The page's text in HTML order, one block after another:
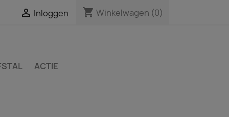
 Inloggen shopping_cart Winkelwagen (0)
ACTIE